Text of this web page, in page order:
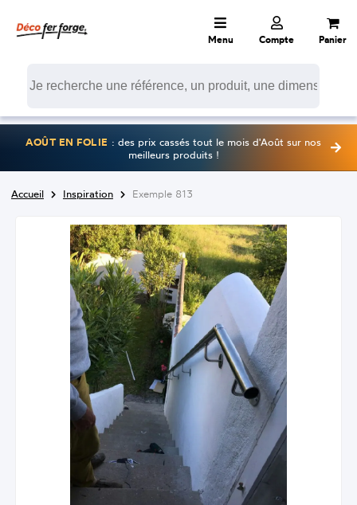
Menu Compte Panier
AOÛT EN FOLIE : des prix cassés tout le mois d'Août sur nos
meilleurs produits !
Accueil Inspiration Exemple 813